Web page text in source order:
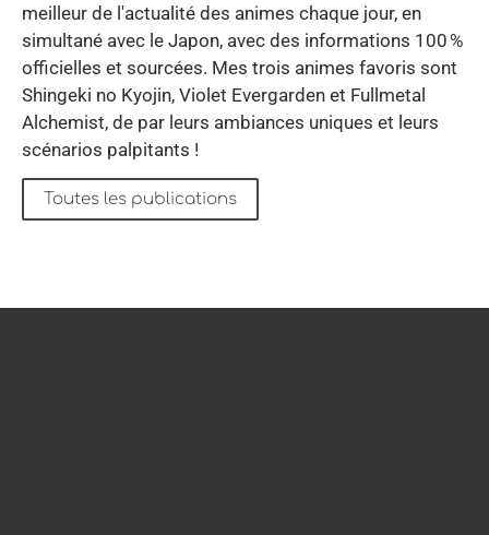
meilleur de l'actualité des animes chaque jour, en
simultané avec le Japon, avec des informations 100 %
officielles et sourcées. Mes trois animes favoris sont
Shingeki no Kyojin, Violet Evergarden et Fullmetal
Alchemist, de par leurs ambiances uniques et leurs
scénarios palpitants !
Toutes les publications